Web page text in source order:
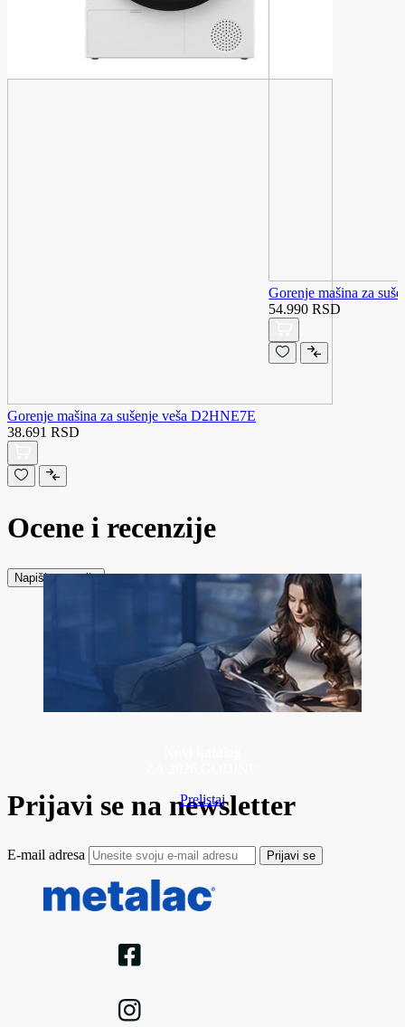
Gorenje mašina za sušenje veša D2HNE7E
38.691 RSD
Gorenje mašina za
54.990 RSD
Ocene i recenzije
Napiši recenziju
Prelistaj
Prijavi se na newsletter
E-mail adresa Prijavi se